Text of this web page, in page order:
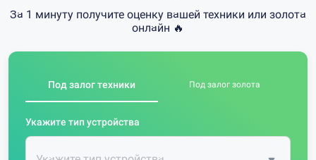
За 1 минуту получите оценку вашей техники или золота
онлайн 🔥
Под залог техники Под залог золота
Укажите тип устройства